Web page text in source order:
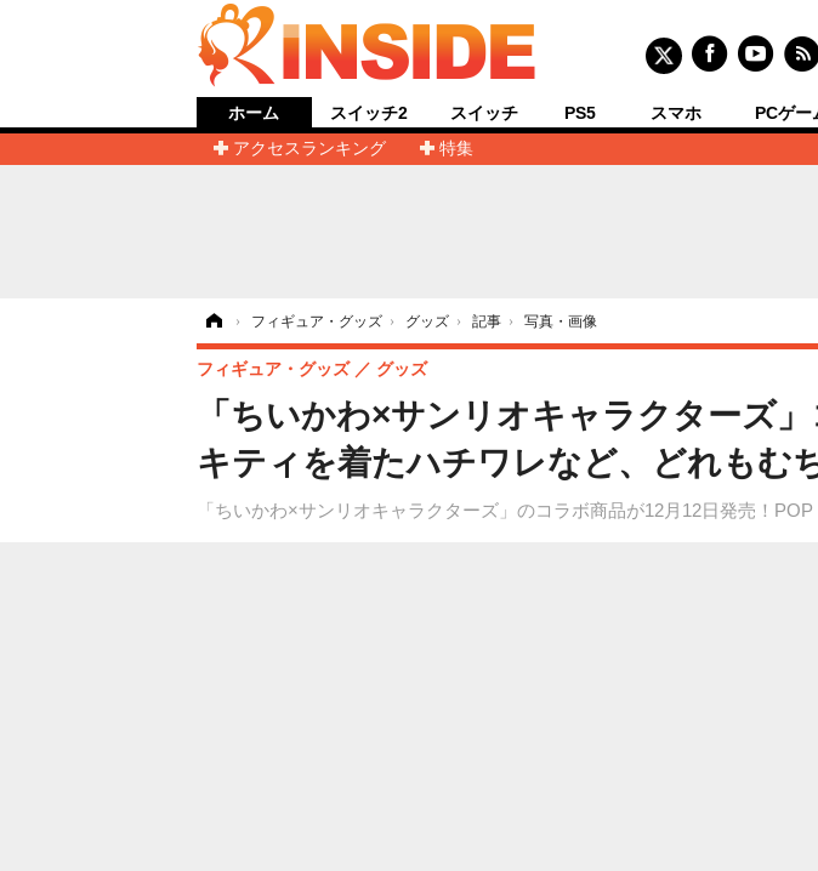
ホーム
アクセスランキング
特集
スイッチ2 スイッチ PS5 スマホ PCゲー
› フィギュア・グッズ › グッズ › 記事 › 写真・画像
「ちいかわ×サンリオキャラクターズ
キティを着たハチワレなど、どれもむ
「ちいかわ×サンリオキャラクターズ」のコラボ商品が12月12日発売！POP
フィギュア・グッズ グッズ